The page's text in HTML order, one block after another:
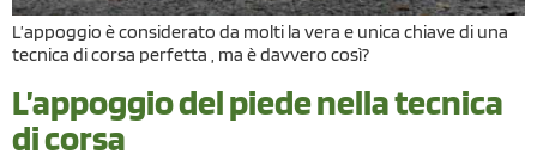
L’appoggio è considerato da molti la vera e unica chiave di una
tecnica di corsa perfetta , ma è davvero così?
L’appoggio del piede nella tecnica
di corsa